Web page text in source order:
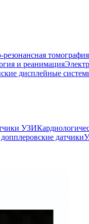
томография
и реанимация
дисплейные
УЗИ
датчики